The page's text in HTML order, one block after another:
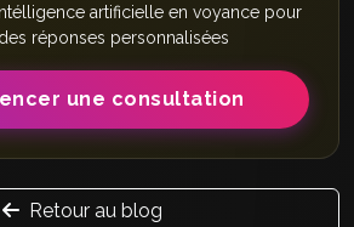
artificielle en voyance pour
réponses personnalisées
une consultation
Retour au blog